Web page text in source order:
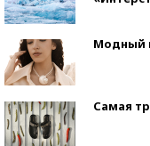
Модный
Самая